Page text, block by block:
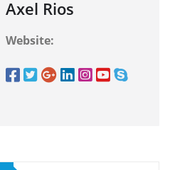
Axel Rios
Website: